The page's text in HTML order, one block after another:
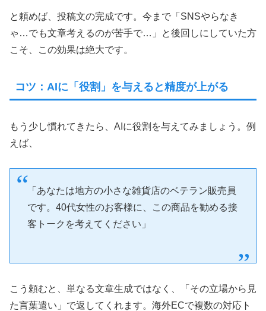
と頼めば、投稿文の完成です。今まで「SNSやらなき
ゃ…でも文章考えるのが苦手で…」と後回しにしていた方
こそ、この効果は絶大です。
コツ：AIに「役割」を与えると精度が上がる
もう少し慣れてきたら、AIに役割を与えてみましょう。例
えば、
「あなたは地方の小さな雑貨店のベテラン販売員
です。40代女性のお客様に、この商品を勧める接
客トークを考えてください」
こう頼むと、単なる文章生成ではなく、「その立場から見
た言葉遣い」で返してくれます。海外ECで複数の対応ト